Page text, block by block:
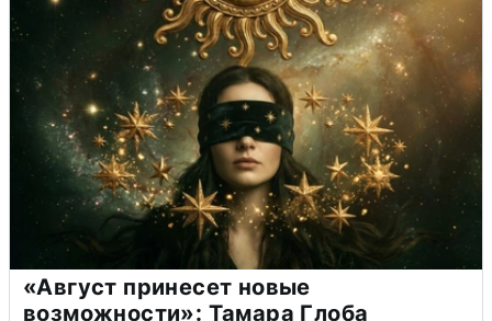
«Август принесет новые
возможности»: Тамара Глоба